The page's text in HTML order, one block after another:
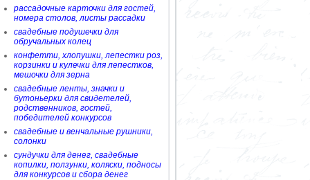
рассадочные карточки для гостей,
номера столов, листы рассадки
свадебные подушечки для
обручальных колец
конфетти, хлопушки, лепестки роз,
корзинки и кулечки для лепестков,
мешочки для зерна
свадебные ленты, значки и
бутоньерки для свидетелей,
родственников, гостей,
победителей конкурсов
свадебные и венчальные рушники,
солонки
сундучки для денег, свадебные
копилки, ползунки, коляски, подносы
для конкурсов и сбора денег